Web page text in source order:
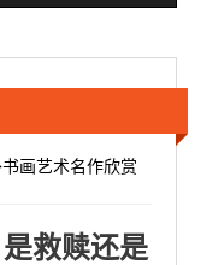
书画艺术名作欣赏
救赎还是